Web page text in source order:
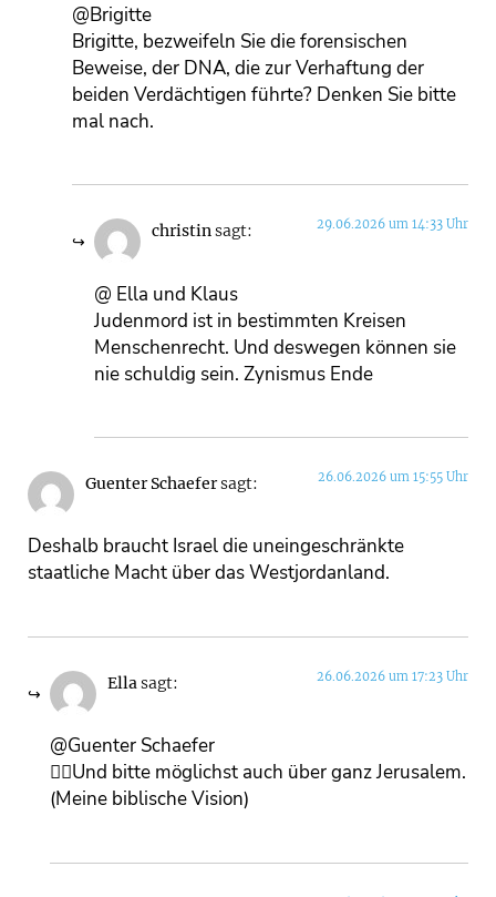
@Brigitte
Brigitte, bezweifeln Sie die forensischen
Beweise, der DNA, die zur Verhaftung der
beiden Verdächtigen führte? Denken Sie bitte
mal nach.
christinsagt: 29.06.2026 um 14:33 Uhr
@ Ella und Klaus
Judenmord ist in bestimmten Kreisen
Menschenrecht. Und deswegen können sie
nie schuldig sein. Zynismus Ende
Guenter Schaefersagt: 26.06.2026 um 15:55 Uhr
Deshalb braucht Israel die uneingeschränkte
staatliche Macht über das Westjordanland.
Ellasagt: 26.06.2026 um 17:23 Uhr
@Guenter Schaefer
👍🏻Und bitte möglichst auch über ganz Jerusalem.
(Meine biblische Vision)